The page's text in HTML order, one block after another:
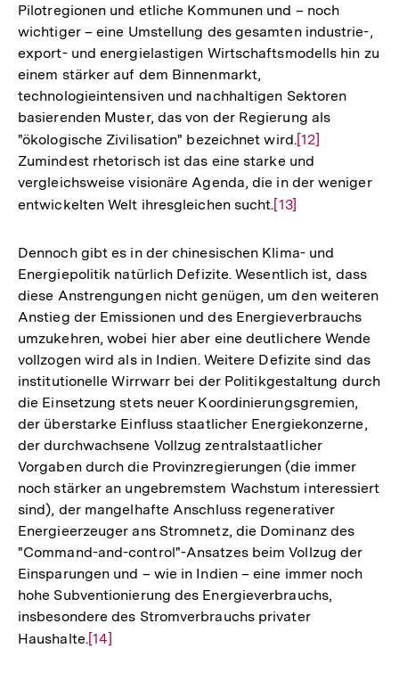
Pilotregionen und etliche Kommunen und – noch
wichtiger – eine Umstellung des gesamten industrie-,
export- und energielastigen Wirtschaftsmodells hin zu
einem stärker auf dem Binnenmarkt,
technologieintensiven und nachhaltigen Sektoren
basierenden Muster, das von der Regierung als
"ökologische Zivilisation" bezeichnet wird.Zur
Auflösung
der
[12]
Zumindest rhetorisch ist das eine starke und
vergleichsweise visionäre Agenda, die in der weniger
entwickelten Welt ihresgleichen sucht.Zur
der
Fußnote
[13]
Dennoch gibt es in der chinesischen Klima- und
Energiepolitik natürlich Defizite. Wesentlich ist, dass
diese Anstrengungen nicht genügen, um den weiteren
Anstieg der Emissionen und des Energieverbrauchs
umzukehren, wobei hier aber eine deutlichere Wende
vollzogen wird als in Indien. Weitere Defizite sind das
institutionelle Wirrwarr bei der Politikgestaltung durch
die Einsetzung stets neuer Koordinierungsgremien,
der überstarke Einfluss staatlicher Energiekonzerne,
der durchwachsene Vollzug zentralstaatlicher
Vorgaben durch die Provinzregierungen (die immer
noch stärker an ungebremstem Wachstum interessiert
sind), der mangelhafte Anschluss regenerativer
Energieerzeuger ans Stromnetz, die Dominanz des
"Command-and-control"-Ansatzes beim Vollzug der
Einsparungen und – wie in Indien – eine immer noch
hohe Subventionierung des Energieverbrauchs,
insbesondere des Stromverbrauchs privater
Haushalte.Zur
[14]